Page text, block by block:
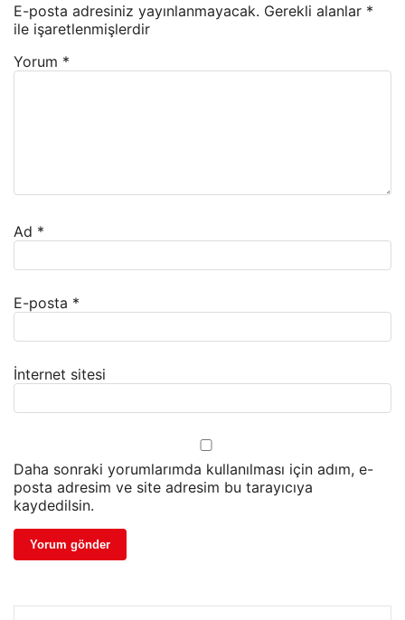
E-posta adresiniz yayınlanmayacak. Gerekli alanlar *
ile işaretlenmişlerdir
Yorum *
Ad *
E-posta *
İnternet sitesi
Daha sonraki yorumlarımda kullanılması için adım, e-
posta adresim ve site adresim bu tarayıcıya
kaydedilsin.